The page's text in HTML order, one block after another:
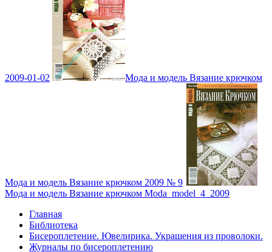
2009-01-02 Мода и модель Вязание крючком
Мода и модель Вязание крючком 2009 № 9
Мода и модель Вязание крючком Moda_model_4_2009
Главная
Библиотека
Бисероплетение. Ювелирика. Украшения из проволоки.
Журналы по бисероплетению